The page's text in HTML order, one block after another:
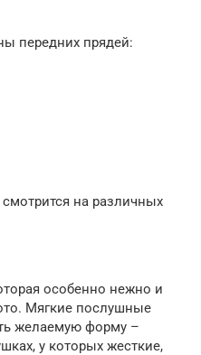
передних прядей:
на различных
особенно нежно и
Мягкие послушные
желаемую форму –
у которых жесткие,